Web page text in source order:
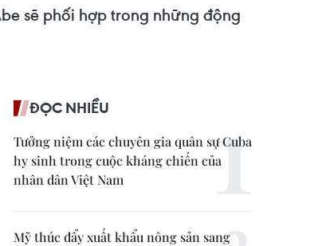
sẽ phối hợp trong những động
ĐỌC NHIỀU
Tưởng niệm các chuyên gia quân sự Cuba
hy sinh trong cuộc kháng chiến của
nhân dân Việt Nam
Mỹ thúc đẩy xuất khẩu nông sản sang